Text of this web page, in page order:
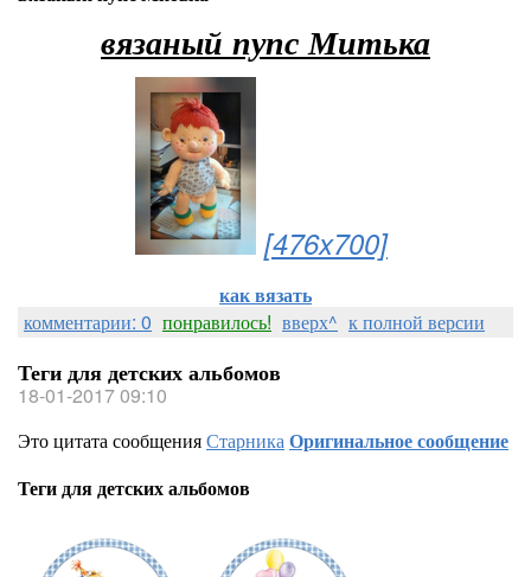
вязаный пупс Митька
[476x700]
как вязать
комментарии: 0 понравилось! вверх^ к полной версии
Теги для детских альбомов
18-01-2017 09:10
Это цитата сообщенияСтарникаОригинальное сообщение
Теги для детских альбомов